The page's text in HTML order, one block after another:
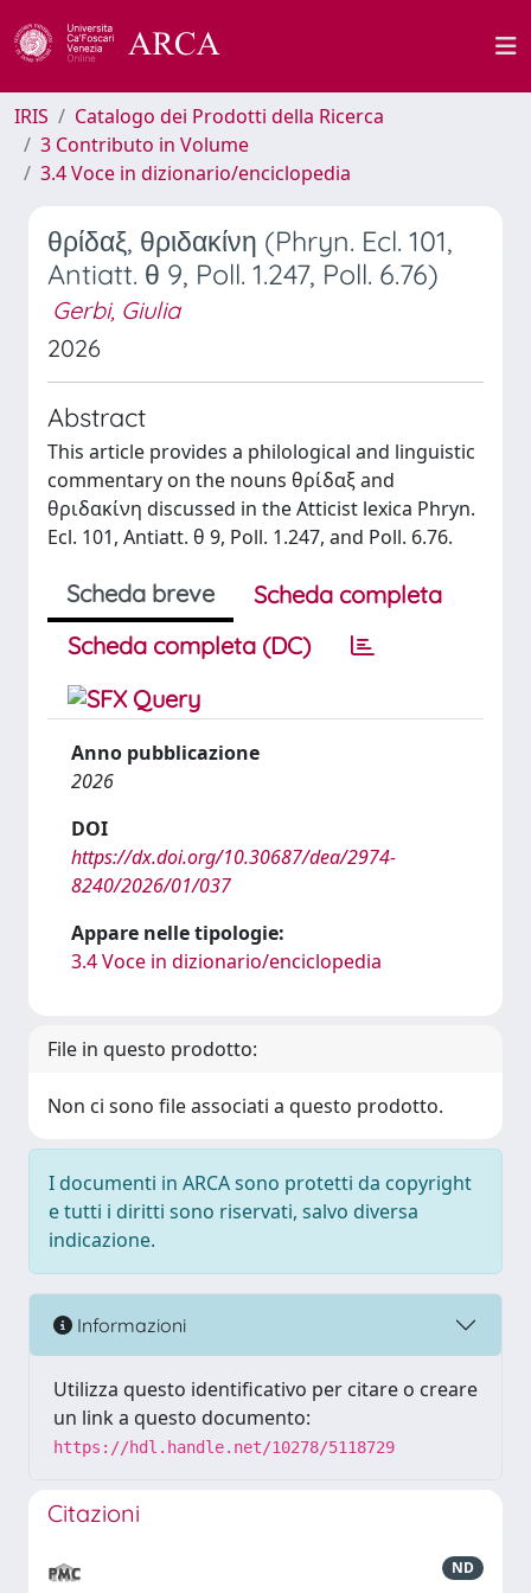
IRIS
Catalogo dei Prodotti della Ricerca
3 Contributo in Volume
3.4 Voce in dizionario/enciclopedia
θρίδαξ, θριδακίνη (Phryn. Ecl. 101,
Antiatt. θ 9, Poll. 1.247, Poll. 6.76)
Gerbi, Giulia
2026
Abstract
This article provides a philological and linguistic
commentary on the nouns θρίδαξ and
θριδακίνη discussed in the Atticist lexica Phryn.
Ecl. 101, Antiatt. θ 9, Poll. 1.247, and Poll. 6.76.
Scheda breve
Scheda completa
Scheda completa (DC)
Anno pubblicazione
2026
DOI
https://dx.doi.org/10.30687/dea/2974-
8240/2026/01/037
Appare nelle tipologie:
3.4 Voce in dizionario/enciclopedia
File in questo prodotto:
Non ci sono file associati a questo prodotto.
I documenti in ARCA sono protetti da copyright
e tutti i diritti sono riservati, salvo diversa
indicazione.
Informazioni
Utilizza questo identificativo per citare o creare
un link a questo documento:
https://hdl.handle.net/10278/5118729
Citazioni
ND